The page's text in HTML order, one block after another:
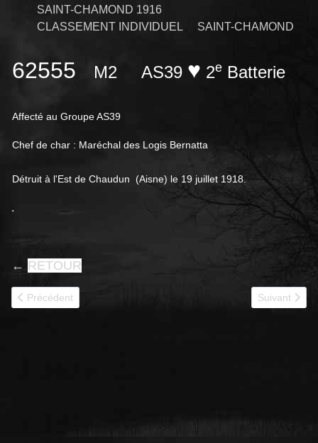
SAINT-CHAMOND 1916
CLASSEMENT INDIVIDUEL
SAINT-CHAMOND
62555 M2 AS39 ♥ 2e Batterie
Affecté au Groupe AS39
Chef de char : Maréchal des Logis Bernatta
Détruit à l'Est de Chaudun (Aisne) le 19 juillet 1918.
.
← RETOUR
Article précédent : 62568
Précédent Article
Suivant